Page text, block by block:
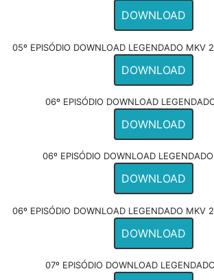
DOWNLOAD
05º EPISÓDIO DOWNLOAD LEGENDADO MKV
DOWNLOAD
06º EPISÓDIO DOWNLOAD
DOWNLOAD
06º EPISÓDIO DOWNLOAD
DOWNLOAD
06º EPISÓDIO DOWNLOAD LEGENDADO MKV
DOWNLOAD
07º EPISÓDIO DOWNLOAD